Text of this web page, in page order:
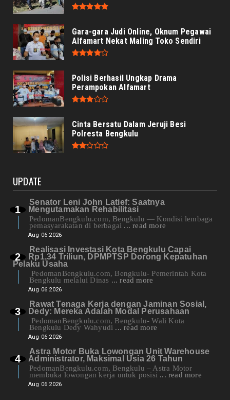
Gara-gara Judi Online, Oknum Pegawai
Alfamart Nekat Maling Toko Sendiri
Polisi Berhasil Ungkap Drama
Perampokan Alfamart
Cinta Bersatu Dalam Jeruji Besi
Polresta Bengkulu
UPDATE
Senator Leni John Latief: Saatnya
Mengutamakan Rehabilitasi
PedomanBengkulu.com, Bengkulu — Kondisi lembaga
pemasyarakatan di berbagai ... read more
Aug 06 2026
Realisasi Investasi Kota Bengkulu Capai
Rp1,34 Triliun, DPMPTSP Dorong Kepatuhan
Pelaku Usaha
PedomanBengkulu.com, Bengkulu- Pemerintah Kota
Bengkulu melalui Dinas ... read more
Aug 06 2026
Rawat Tenaga Kerja dengan Jaminan Sosial,
Dedy: Mereka Adalah Modal Perusahaan
PedomanBengkulu.com, Bengkulu- Wali Kota
Bengkulu Dedy Wahyudi ... read more
Aug 06 2026
Astra Motor Buka Lowongan Unit Warehouse
Administrator, Maksimal Usia 26 Tahun
PedomanBengkulu.com, Bengkulu – Astra Motor
membuka lowongan kerja untuk posisi ... read more
Aug 06 2026